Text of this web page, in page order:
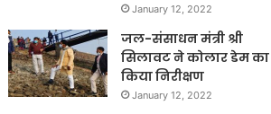
January 12, 2022
जल-संसाधन मंत्री श्री
सिलावट ने कोलार डेम का
किया निरीक्षण
January 12, 2022